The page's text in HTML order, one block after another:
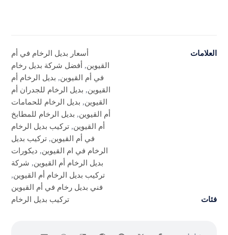
العلامات
أسعار بديل الرخام في أم
القيوين, أفضل شركة بديل رخام
في أم القيوين, بديل الرخام أم
القيوين, بديل الرخام للجدران أم
القيوين, بديل الرخام للحمامات
أم القيوين, بديل الرخام للمطابخ
أم القيوين, تركيب بديل الرخام
في أم القيوين, تركيب بديل
الرخام في ام القيوين, ديكورات
بديل الرخام أم القيوين, شركة
تركيب بديل الرخام أم القيوين,
فني بديل رخام في أم القيوين
فئات
تركيب بديل الرخام